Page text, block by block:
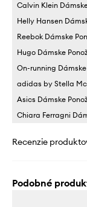
Calvin Klein
Helly Hansen
Reebok Dámske
Hugo Dámske
On-running
adidas by Stella
Asics Dámske
Chiara Ferragni
Recenzie
Podobné